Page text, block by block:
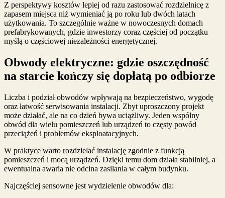
Z perspektywy kosztów lepiej od razu zastosować rozdzielnicę z
zapasem miejsca niż wymieniać ją po roku lub dwóch latach
użytkowania. To szczególnie ważne w nowoczesnych domach
prefabrykowanych, gdzie inwestorzy coraz częściej od początku
myślą o częściowej niezależności energetycznej.
Obwody elektryczne: gdzie oszczędność
na starcie kończy się dopłatą po odbiorze
Liczba i podział obwodów wpływają na bezpieczeństwo, wygodę
oraz łatwość serwisowania instalacji. Zbyt uproszczony projekt
może działać, ale na co dzień bywa uciążliwy. Jeden wspólny
obwód dla wielu pomieszczeń lub urządzeń to częsty powód
przeciążeń i problemów eksploatacyjnych.
W praktyce warto rozdzielać instalację zgodnie z funkcją
pomieszczeń i mocą urządzeń. Dzięki temu dom działa stabilniej, a
ewentualna awaria nie odcina zasilania w całym budynku.
Najczęściej sensowne jest wydzielenie obwodów dla: